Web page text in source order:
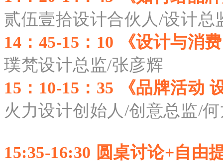
贰伍壹拾设计合伙人/设计总
14： 45-15：10 《设计与消
璞梵设计总监/张彦辉
15： 10-15：35 《品牌活动
火力设计创始人/创意总监/
15:35-16:30 圆桌讨论+自由